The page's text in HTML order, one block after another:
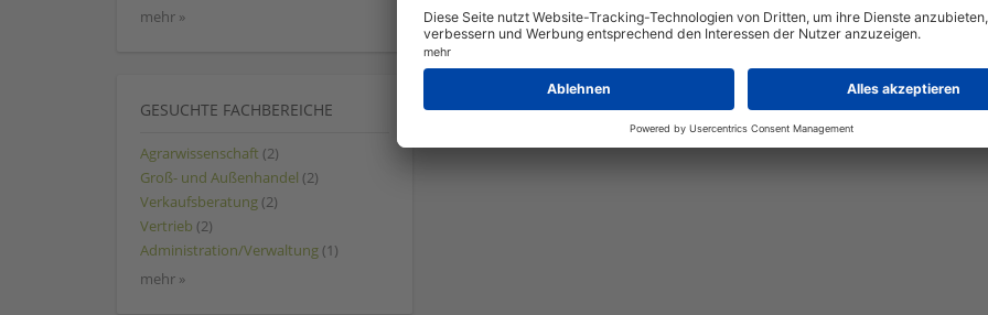
mehr »
GESUCHTE FACHBEREICHE
Agrarwissenschaft (2)
Groß- und Außenhandel (2)
Verkaufsberatung (2)
Vertrieb (2)
Administration/Verwaltung (1)
mehr »